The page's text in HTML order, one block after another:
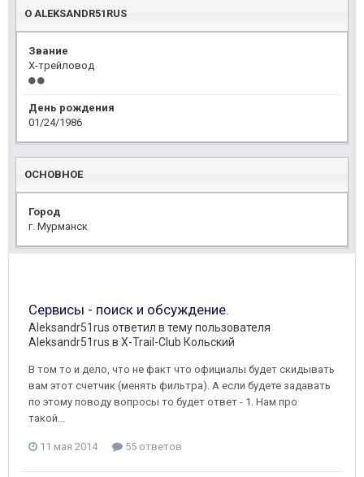
О ALEKSANDR51RUS
Звание
Х-трейловод
День рождения
01/24/1986
ОСНОВНОЕ
Город
г. Мурманск
Сервисы - поиск и обсуждение.
Aleksandr51rus ответил в тему пользователя
Aleksandr51rus в X-Trail-Club Кольский
В том то и дело, что не факт что официалы будет скидывать
вам этот счетчик (менять фильтра). А если будете задавать
по этому поводу вопросы то будет ответ - 1. Нам про
такой...
11 мая 2014 55 ответов